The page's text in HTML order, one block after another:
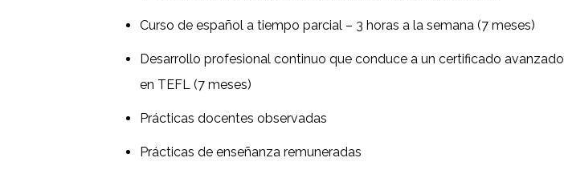
Curso de español a tiempo parcial – 3 horas a la semana (7 meses)
Desarrollo profesional continuo que conduce a un certificado avanzado
en TEFL (7 meses)
Prácticas docentes observadas
Prácticas de enseñanza remuneradas